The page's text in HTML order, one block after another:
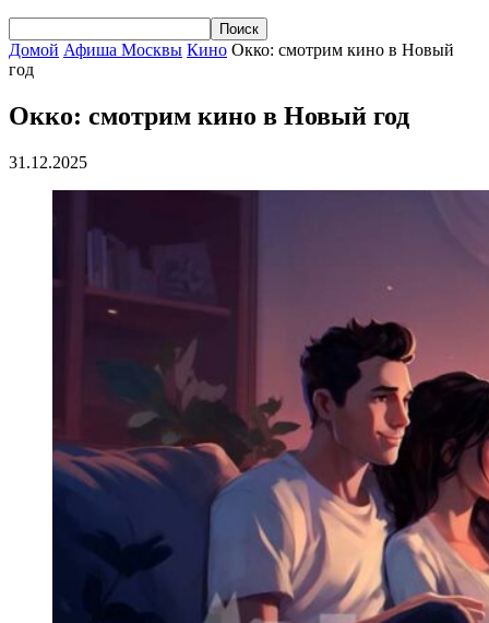
Домой Афиша Москвы Кино Окко: смотрим кино в Новый
год
Окко: смотрим кино в Новый год
31.12.2025